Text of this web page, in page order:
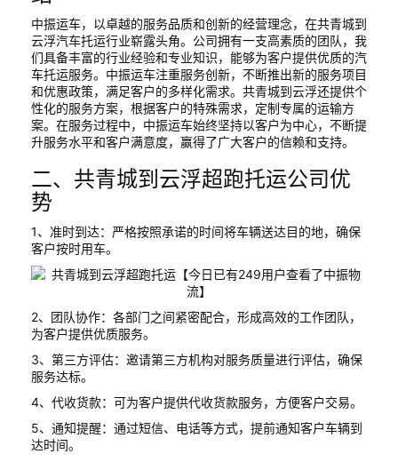
中振运车，以卓越的服务品质和创新的经营理念，在共青城到
云浮汽车托运行业崭露头角。公司拥有一支高素质的团队，我
们具备丰富的行业经验和专业知识，能够为客户提供优质的汽
车托运服务。中振运车注重服务创新，不断推出新的服务项目
和优惠政策，满足客户的多样化需求。共青城到云浮还提供个
性化的服务方案，根据客户的特殊需求，定制专属的运输方
案。在服务过程中，中振运车始终坚持以客户为中心，不断提
升服务水平和客户满意度，赢得了广大客户的信赖和支持。
二、共青城到云浮超跑托运公司优
势
1、准时到达：严格按照承诺的时间将车辆送达目的地，确保
客户按时用车。
2、团队协作：各部门之间紧密配合，形成高效的工作团队，
为客户提供优质服务。
3、第三方评估：邀请第三方机构对服务质量进行评估，确保
服务达标。
4、代收货款：可为客户提供代收货款服务，方便客户交易。
5、通知提醒：通过短信、电话等方式，提前通知客户车辆到
达时间。